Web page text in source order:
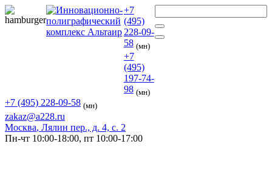
+7
(495)
228-09-
58 (мн)
+7
(495)
197-74-
98 (мн)
+7 (495) 228-09-58 (мн)
zakaz@a228.ru
Москва, Лялин пер., д. 4, с. 2
Пн-чт 10:00-18:00, пт 10:00-17:00